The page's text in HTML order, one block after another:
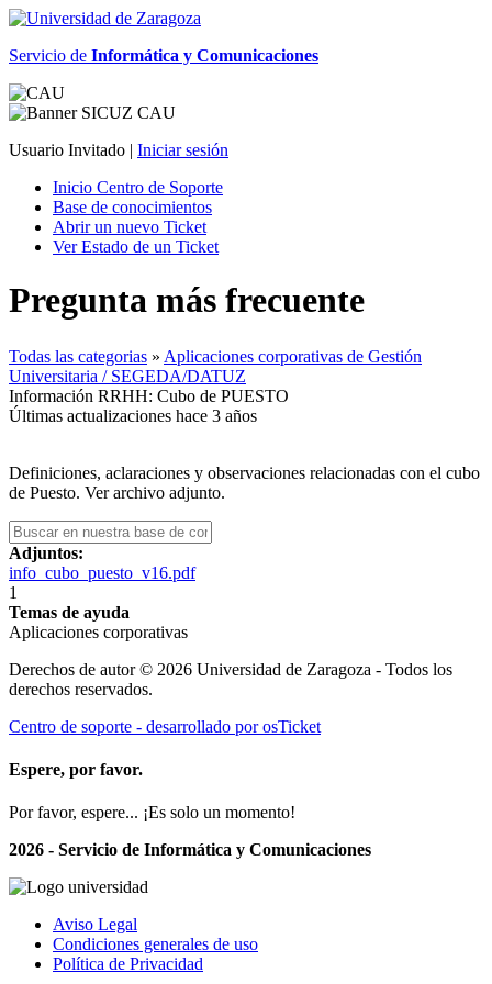
Servicio de Informática y Comunicaciones
Usuario Invitado | Iniciar sesión
Inicio Centro de Soporte
Base de conocimientos
Abrir un nuevo Ticket
Ver Estado de un Ticket
Pregunta más frecuente
Todas las categorias » Aplicaciones corporativas de Gestión
Universitaria / SEGEDA/DATUZ
Información RRHH: Cubo de PUESTO
Últimas actualizaciones hace 3 años
Definiciones, aclaraciones y observaciones relacionadas con el cubo
de Puesto. Ver archivo adjunto.
Adjuntos:
info_cubo_puesto_v16.pdf
1
Temas de ayuda
Aplicaciones corporativas
Derechos de autor © 2026 Universidad de Zaragoza - Todos los
derechos reservados.
Centro de soporte - desarrollado por osTicket
Espere, por favor.
Por favor, espere... ¡Es solo un momento!
2026 - Servicio de Informática y Comunicaciones
Aviso Legal
Condiciones generales de uso
Política de Privacidad